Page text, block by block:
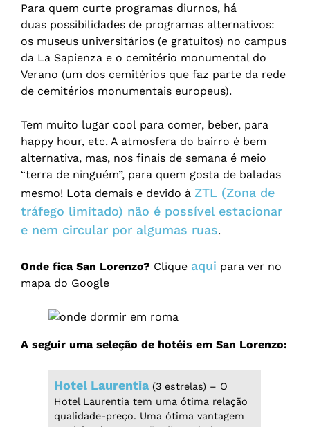
Para quem curte programas diurnos, há
duas possibilidades de programas alternativos:
os museus universitários (e gratuitos) no campus
da La Sapienza e o cemitério monumental do
Verano (um dos cemitérios que faz parte da rede
de cemitérios monumentais europeus).
Tem muito lugar cool para comer, beber, para
happy hour, etc. A atmosfera do bairro é bem
alternativa, mas, nos finais de semana é meio
“terra de ninguém”, para quem gosta de baladas
mesmo! Lota demais e devido à ZTL (Zona de
tráfego limitado) não é possível estacionar
e nem circular por algumas ruas.
Onde fica San Lorenzo? Clique aqui para ver no
mapa do Google
A seguir uma seleção de hotéis em San Lorenzo:
Hotel Laurentia(3 estrelas) – O
Hotel Laurentia tem uma ótima relação
qualidade-preço. Uma ótima vantagem